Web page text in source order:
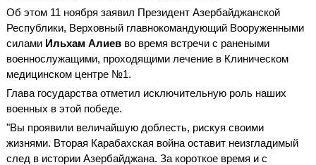
Об этом 11 ноября заявил Президент Азербайджанской
Республики, Верховный главнокомандующий Вооруженными
силами Ильхам Алиев во время встречи с ранеными
военнослужащими, проходящими лечение в Клиническом
медицинском центре №1.
Глава государства отметил исключительную роль наших
военных в этой победе.
"Вы проявили величайшую доблесть, рискуя своими
жизнями. Вторая Карабахская война оставит неизгладимый
след в истории Азербайджана. За короткое время и с